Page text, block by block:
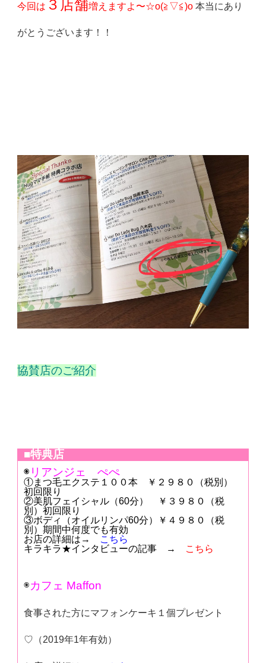
今回は ３ 店舗増えますよ〜☆o(≧▽≦)o本当にあり
がとうございます！！
協賛店のご紹介
■特典店
◉ リアンジェ ぺぺ
①まつ毛エクステ１００本 ￥２９８０（税別）
初回限り
②美肌フェイシャル（60分） ￥３９８０（税
別）初回限り
③ボディ（オイルリンパ60分）￥４９８０（税
別）期間中何度でも有効
お店の詳細は→ こちら
キラキラ★インタビューの記事 →
こちら
◉カフェ Maffon
食事された方にマフォンケーキ１個プレゼント
♡（2019年1年有効）